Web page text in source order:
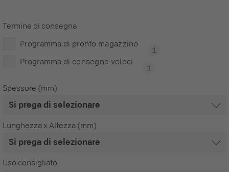
Termine di consegna
Programma di pronto magazzino
Programma di consegne veloci
Spessore (mm)
Lunghezza x Altezza (mm)
Uso consigliato